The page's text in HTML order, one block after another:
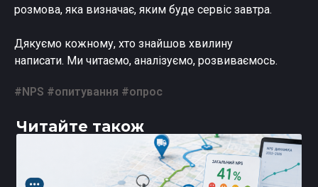
розмова, яка визначає, яким буде сервіс завтра.
Дякуємо кожному, хто знайшов хвилину
написати. Ми читаємо, аналізуємо, розвиваємось.
#NPS #опитування #опрос
Читайте також